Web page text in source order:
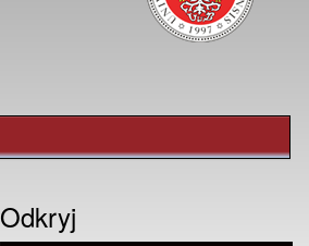
Odkryj